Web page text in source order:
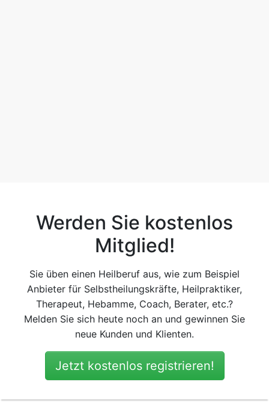
Werden Sie kostenlos
Mitglied!
Sie üben einen Heilberuf aus, wie zum Beispiel
Anbieter für Selbstheilungskräfte, Heilpraktiker,
Therapeut, Hebamme, Coach, Berater, etc.?
Melden Sie sich heute noch an und gewinnen Sie
neue Kunden und Klienten.
Jetzt kostenlos registrieren!